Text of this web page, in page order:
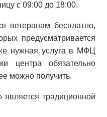
с 09:00 до 18:00.
ветеранам бесплатно,
предусматривается
нужная услуга в МФЦ
центра обязательно
можно получить.
традиционной